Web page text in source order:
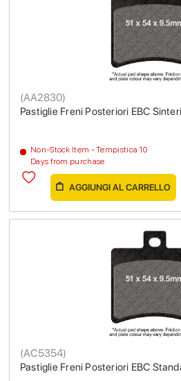
Pastiglie Freni Posteriori EBC
(AA2830)
Non-Stock Item - Tempistica 10
Days from purchase
AGGIUNGI AL CARRELLO
Pastiglie Freni Posteriori EBC
(AC5354)